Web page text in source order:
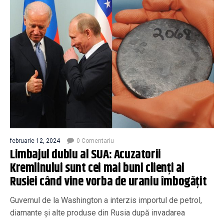
februarie 12, 2024 0 Comentariu
Limbajul dublu al SUA: Acuzatorii
Kremlinului sunt cei mai buni clienți ai
Rusiei când vine vorba de uraniu îmbogățit
Guvernul de la Washington a interzis importul de petrol,
diamante și alte produse din Rusia după invadarea